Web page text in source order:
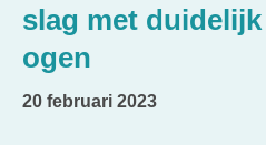
slag met
ogen
20 februari 2023